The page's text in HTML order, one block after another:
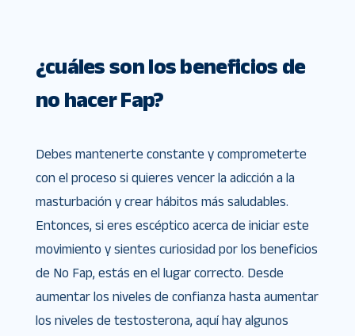
¿cuáles son los beneficios de
no hacer Fap?
Debes mantenerte constante y comprometerte
con el proceso si quieres vencer la adicción a la
masturbación y crear hábitos más saludables.
Entonces, si eres escéptico acerca de iniciar este
movimiento y sientes curiosidad por los beneficios
de No Fap, estás en el lugar correcto. Desde
aumentar los niveles de confianza hasta aumentar
los niveles de testosterona, aquí hay algunos